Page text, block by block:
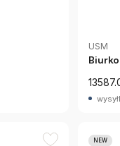
USM
NEW